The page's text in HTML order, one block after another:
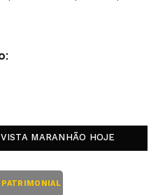
MARANHÃO HOJE
PATRIMONIAL